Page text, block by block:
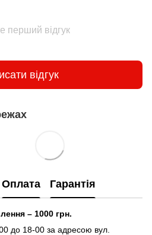
перший відгук
відгук
Оплата Гарантія
– 1000 грн.
до 18-00 за адресою вул.